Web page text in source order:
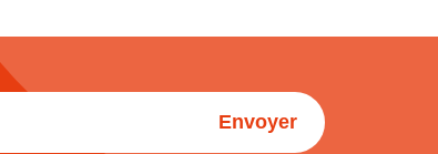
Envoyer